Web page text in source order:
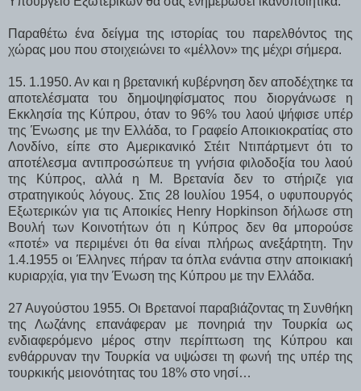
Παραθέτω ένα δείγμα της ιστορίας του παρελθόντος της
χώρας μου που στοιχειώνει το «μέλλον» της μέχρι σήμερα.
15. 1.1950. Αν και η βρετανική κυβέρνηση δεν αποδέχτηκε τα
αποτελέσματα του δημοψηφίσματος που διοργάνωσε η
Εκκλησία της Κύπρου, όταν το 96% του λαού ψήφισε υπέρ
της Ένωσης με την Ελλάδα, το Γραφείο Αποικιοκρατίας στο
Λονδίνο, είπε στο Αμερικανικό Στέιτ Ντιπάρτμεντ ότι το
αποτέλεσμα αντιπροσώπευε τη γνήσια φιλοδοξία του λαού
της Κύπρος, αλλά η Μ. Βρετανία δεν το στήριζε για
στρατηγικούς λόγους. Στις 28 Ιουλίου 1954, ο υφυπουργός
Εξωτερικών για τις Αποικίες Henry Hopkinson δήλωσε στη
Βουλή των Κοινοτήτων ότι η Κύπρος δεν θα μπορούσε
«ποτέ» να περιμένει ότι θα είναι πλήρως ανεξάρτητη. Την
1.4.1955 οι Έλληνες πήραν τα όπλα ενάντια στην αποικιακή
κυριαρχία, για την Ένωση της Κύπρου με την Ελλάδα.
27 Αυγούστου 1955. Οι Βρετανοί παραβιάζοντας τη Συνθήκη
της Λωζάνης επανάφεραν με πονηριά την Τουρκία ως
ενδιαφερόμενο μέρος στην περίπτωση της Κύπρου και
ενθάρρυναν την Τουρκία να υψώσει τη φωνή της υπέρ της
τουρκικής μειονότητας του 18% στο νησί…